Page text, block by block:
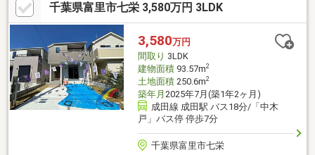
千葉県富里市七栄 3,580万円 3LDK
3,580万円
間取り 3LDK
建物面積93.57m2
土地面積250.6m2
築年月 2025年7月(築1年2ヶ月)
成田線 成田駅 バス18分/「中木
戸」バス停 停歩7分
千葉県富里市七栄